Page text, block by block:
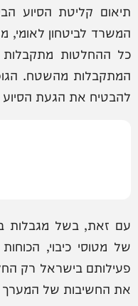
תיאום קליטת הסיוע
המשרד לביטחון
כל ההחלטות
המתקבלות מהשטח.
להבטיח את הגעת הסיוע
עם זאת, בשל מגבלות
של מטוסי כיבוי,
פעילותם בישראל רק
את החשיבות של